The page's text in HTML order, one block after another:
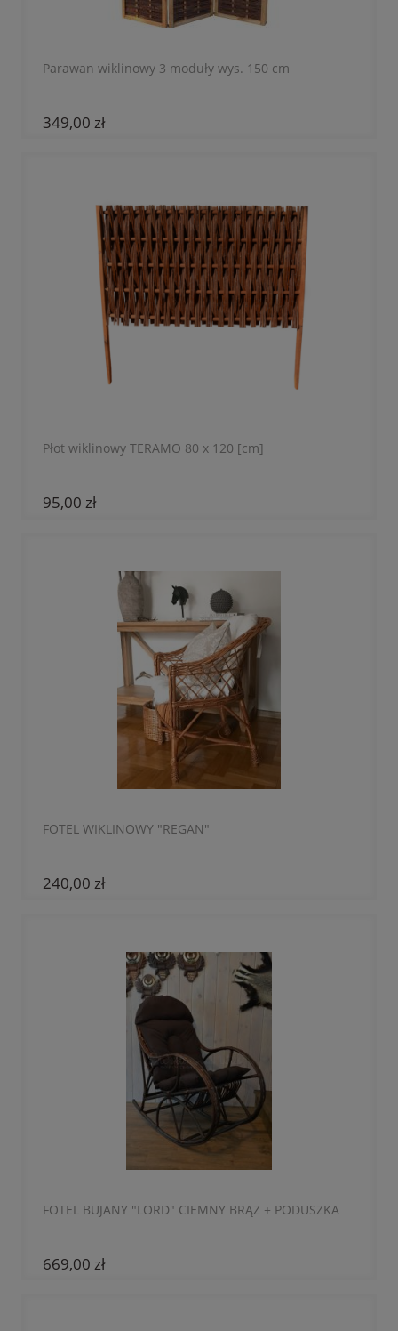
Parawan wiklinowy 3 moduły wys. 150 cm
349,00 zł
Płot wiklinowy TERAMO 80 x 120 [cm]
95,00 zł
FOTEL WIKLINOWY "REGAN"
240,00 zł
FOTEL BUJANY "LORD" CIEMNY BRĄZ + PODUSZKA
669,00 zł